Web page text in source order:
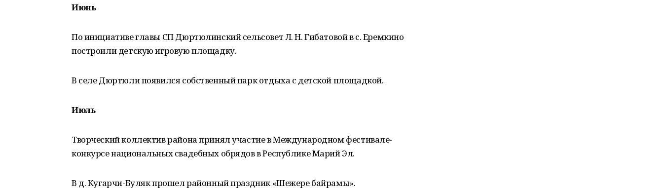
Июнь
По инициативе главы СП Дюртюлинский сельсовет Л. Н. Гибатовой в с. Еремкино
построили детскую игровую площадку.
В селе Дюртюли появился собственный парк отдыха с детской площадкой.
Июль
Творческий коллектив района принял участие в Международном фестивале-
конкурсе национальных свадебных обрядов в Республике Марий Эл.
В д. Кугарчи-Буляк прошел районный праздник «Шежере байрамы».